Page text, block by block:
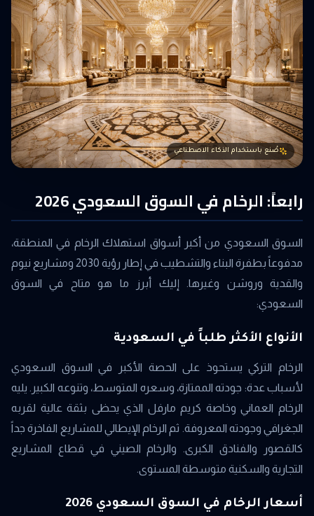
صُنع باستخدام الذكاء الاصطناعي
رابعاً: الرخام في السوق السعودي 2026
السوق السعودي من أكبر أسواق استهلاك الرخام في المنطقة،
مدفوعاً بطفرة البناء والتشطيب في إطار رؤية 2030 ومشاريع نيوم
والقدية وروشن وغيرها. إليك أبرز ما هو متاح في السوق
السعودي:
الأنواع الأكثر طلباً في السعودية
الرخام التركي يستحوذ على الحصة الأكبر في السوق السعودي
لأسباب عدة: جودته الممتازة، وسعره المتوسط، وتنوعه الكبير. يليه
الرخام العماني وخاصة كريم مارفل الذي يحظى بثقة عالية لقربه
الجغرافي وجودته المعروفة. ثم الرخام الإيطالي للمشاريع الفاخرة جداً
كالقصور والفنادق الكبرى. والرخام الصيني في قطاع المشاريع
التجارية والسكنية متوسطة المستوى.
أسعار الرخام في السوق السعودي 2026